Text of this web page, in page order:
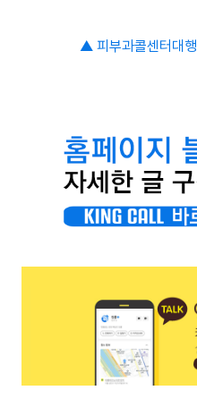
▲ 피부과콜센터대행